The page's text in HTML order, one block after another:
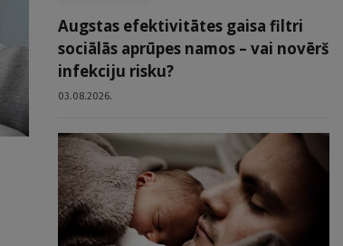
Augstas efektivitātes gaisa filtri
sociālās aprūpes namos – vai novērš
infekciju risku?
03.08.2026.